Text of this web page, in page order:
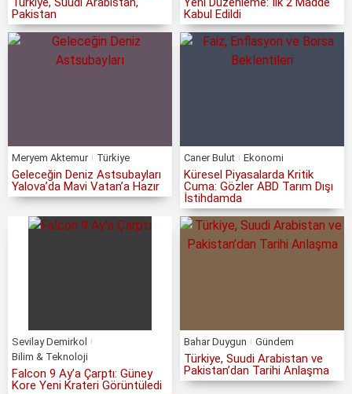
Pakistan
Kabul Edildi
Meryem Aktemur Türkiye
Geleceğin Deniz Astsubayları
Yalova’da Mavi Vatan’a Hazır
Caner Bulut Ekonomi
Küresel Piyasalarda Kritik
Cuma: Gözler ABD Tarım Dışı
İstihdamda
Sevilay Demirkol
Bilim & Teknoloji
Falcon 9 Ay’a Çarptı: Güney
Kore Yeni Krateri Görüntüledi
Bahar Duygun Gündem
Türkiye, Suudi Arabistan ve
Pakistan’dan Tarihi Anlaşma